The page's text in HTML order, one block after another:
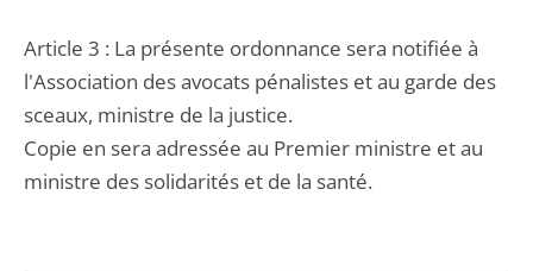
Article 3 : La présente ordonnance sera notifiée à
l'Association des avocats pénalistes et au garde des
sceaux, ministre de la justice.
Copie en sera adressée au Premier ministre et au
ministre des solidarités et de la santé.